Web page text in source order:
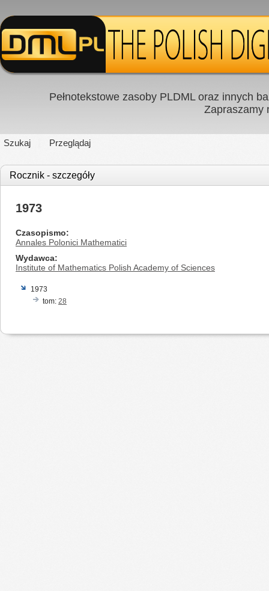
Pełnotekstowe zasoby PLDML oraz innych
Zapraszamy
Szukaj Przeglądaj
Rocznik - szczegóły
1973
Czasopismo
Annales Polonici Mathematici
Wydawca
Institute of Mathematics Polish Academy of Sciences
1973
tom: 28